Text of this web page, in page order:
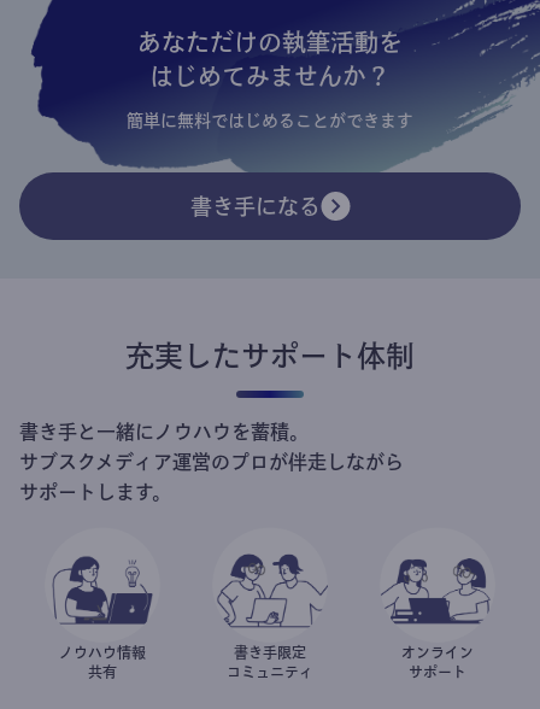
あなただけの執筆活動を
はじめてみませんか？
簡単に無料ではじめることができます
書き手になる
充実したサポート体制
書き手と一緒にノウハウを蓄積。
サブスクメディア運営のプロが伴走しながら
サポートします。
ノウハウ情報
共有
書き手限定
コミュニティ
オンライン
サポート